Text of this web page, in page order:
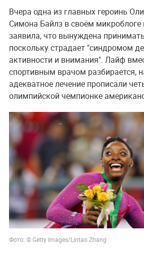
Вчера одна из главных героинь
Симона Байлз в своём микроблоге
заявила, что вынуждена
поскольку страдает "синдромом
активности и внимания". Лайф
спортивным врачом разбирается,
адекватное лечение прописали
олимпийской чемпионке
Фото: © Getty Images/Lintao Zhang